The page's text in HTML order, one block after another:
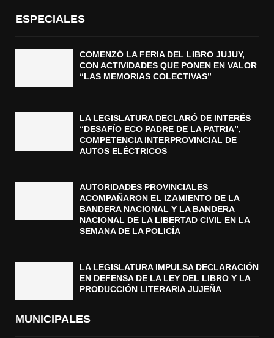
ESPECIALES
COMENZÓ LA FERIA DEL LIBRO JUJUY,
CON ACTIVIDADES QUE PONEN EN VALOR
“LAS MEMORIAS COLECTIVAS”
LA LEGISLATURA DECLARÓ DE INTERÉS
“DESAFÍO ECO PADRE DE LA PATRIA”,
COMPETENCIA INTERPROVINCIAL DE
AUTOS ELÉCTRICOS
AUTORIDADES PROVINCIALES
ACOMPAÑARON EL IZAMIENTO DE LA
BANDERA NACIONAL Y LA BANDERA
NACIONAL DE LA LIBERTAD CIVIL EN LA
SEMANA DE LA POLICÍA
LA LEGISLATURA IMPULSA DECLARACIÓN
EN DEFENSA DE LA LEY DEL LIBRO Y LA
PRODUCCIÓN LITERARIA JUJEÑA
MUNICIPALES